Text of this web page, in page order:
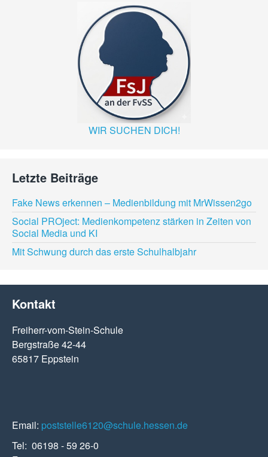
WIR SUCHEN DICH!
Letzte Beiträge
Fake News erkennen – Medienbildung mit MrWissen2go
Social PROject: Medienkompetenz stärken in Zeiten von
Social Media und KI
Mit Schwung durch das erste Schulhalbjahr
Kontakt
Freiherr-vom-Stein-Schule
Bergstraße 42-44
65817 Eppstein
Email: poststelle6120@schule.hessen.de
Tel: 06198 - 59 26-0